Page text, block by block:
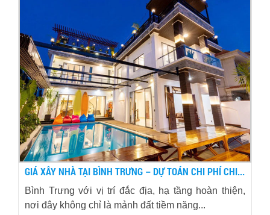
GIÁ XÂY NHÀ TẠI BÌNH TRƯNG – DỰ TOÁN CHI PHÍ CHI...
Bình Trưng với vị trí đắc địa, hạ tầng hoàn thiện,
nơi đây không chỉ là mảnh đất tiềm năng...